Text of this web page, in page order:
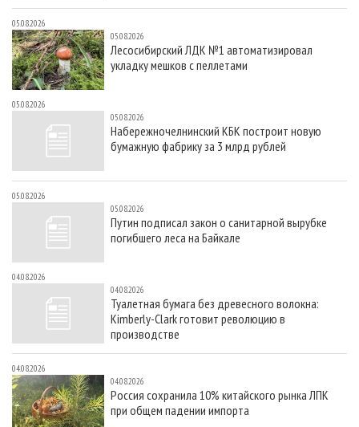
05.08.2026
05.08.2026
Лесосибирский ЛДК №1 автоматизировал
укладку мешков с пеллетами
05.08.2026
05.08.2026
Набережночелнинский КБК построит новую
бумажную фабрику за 3 млрд рублей
05.08.2026
05.08.2026
Путин подписал закон о санитарной вырубке
погибшего леса на Байкале
04.08.2026
04.08.2026
Туалетная бумага без древесного волокна:
Kimberly-Clark готовит революцию в
производстве
04.08.2026
04.08.2026
Россия сохранила 10% китайского рынка ЛПК
при общем падении импорта